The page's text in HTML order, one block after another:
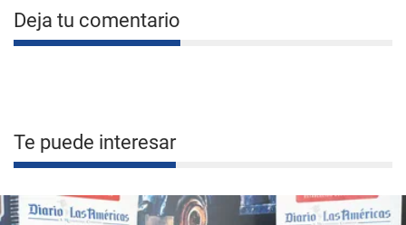
Deja tu comentario
Te puede interesar